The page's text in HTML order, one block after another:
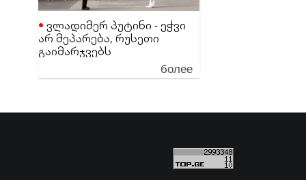
ვლადიმერ პუტინი - ეჭვი
არ მეპარება, რუსეთი
გაიმარჯვებს
более